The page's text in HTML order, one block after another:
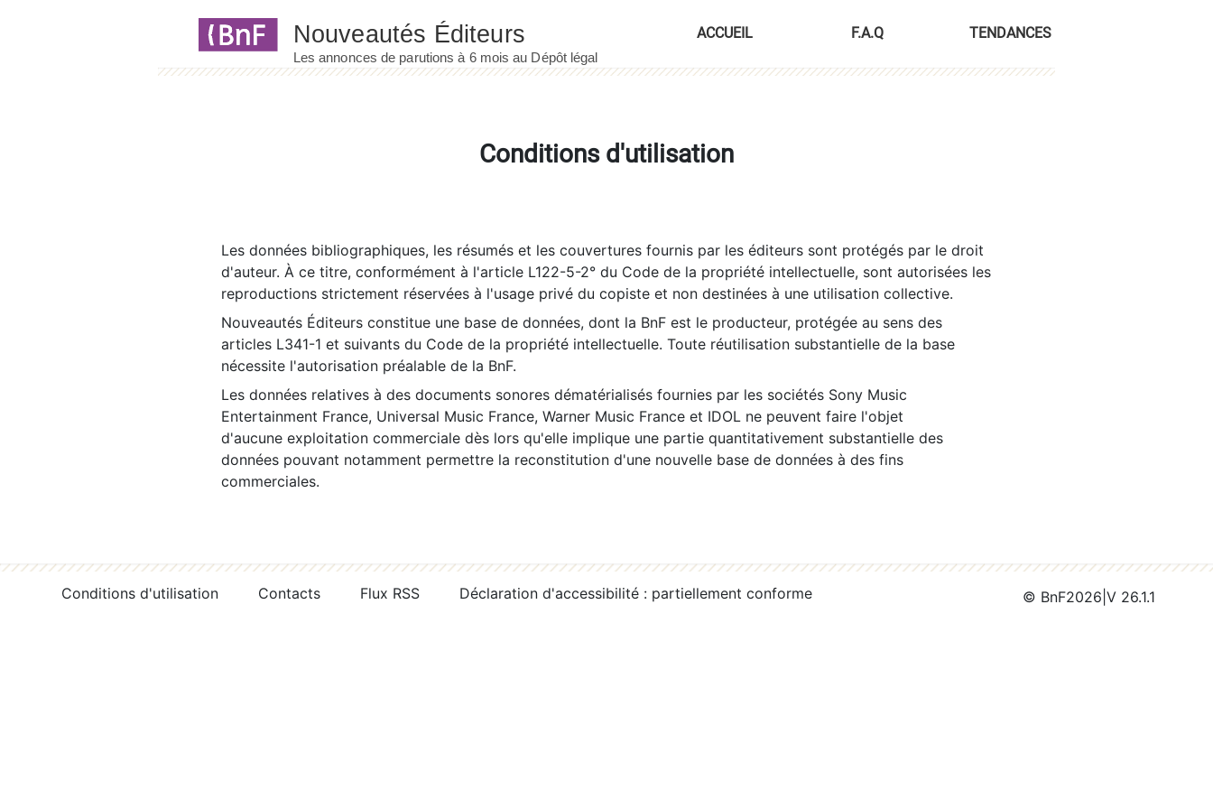
ACCUEIL F.A.Q TENDANCES
Conditions d'utilisation
Les données bibliographiques, les résumés et les couvertures fournis par les éditeurs sont protégés par le droit
d'auteur. À ce titre, conformément à l'article L122-5-2° du Code de la propriété intellectuelle, sont autorisées les
reproductions strictement réservées à l'usage privé du copiste et non destinées à une utilisation collective.
Nouveautés Éditeurs constitue une base de données, dont la BnF est le producteur, protégée au sens des
articles L341-1 et suivants du Code de la propriété intellectuelle. Toute réutilisation substantielle de la base
nécessite l'autorisation préalable de la BnF.
Les données relatives à des documents sonores dématérialisés fournies par les sociétés Sony Music
Entertainment France, Universal Music France, Warner Music France et IDOL ne peuvent faire l'objet
d'aucune exploitation commerciale dès lors qu'elle implique une partie quantitativement substantielle des
données pouvant notamment permettre la reconstitution d'une nouvelle base de données à des fins
commerciales.
Conditions d'utilisation Contacts Flux RSS Déclaration d'accessibilité : partiellement conforme © BnF2026 V 26.1.1